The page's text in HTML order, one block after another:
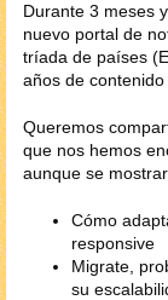
Durante 3 meses
nuevo portal de
tríada de países
años de
Queremos
que nos hemos
aunque se
Cómo
responsive
Migrate,
su